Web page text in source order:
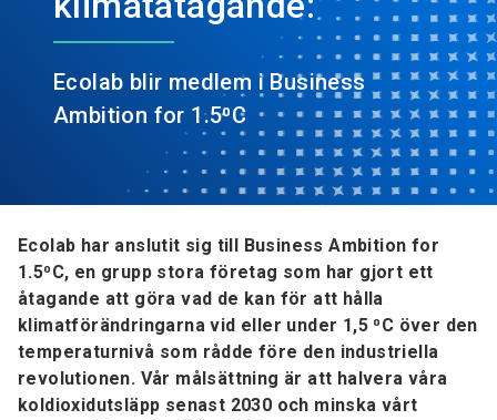
Ecolab blir medlem i Business
Ambition for 1.5⁰C
Ecolab har anslutit sig till Business Ambition for
1.5⁰C, en grupp stora företag som har gjort ett
åtagande att göra vad de kan för att hålla
klimatförändringarna vid eller under 1,5 ⁰C över den
temperaturnivå som rådde före den industriella
revolutionen. Vår målsättning är att halvera våra
koldioxidutsläpp senast 2030 och minska vårt